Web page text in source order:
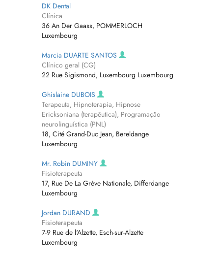
DK Dental
Clínica
36 An Der Gaass, POMMERLOCH
Luxembourg
Marcia DUARTE SANTOS
Clínico geral (CG)
22 Rue Sigismond, Luxembourg Luxembourg
Ghislaine DUBOIS
Terapeuta, Hipnoterapia, Hipnose
Ericksoniana (terapêutica), Programação
neurolinguística (PNL)
18, Cité Grand-Duc Jean, Bereldange
Luxembourg
Mr. Robin DUMINY
Fisioterapeuta
17, Rue De La Grève Nationale, Differdange
Luxembourg
Jordan DURAND
Fisioterapeuta
7-9 Rue de l'Alzette, Esch-sur-Alzette
Luxembourg